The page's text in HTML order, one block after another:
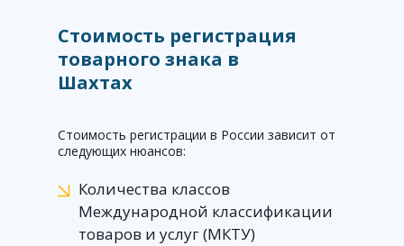
Стоимость регистрация
товарного знака в
Шахтах
Стоимость регистрации в России зависит от
следующих нюансов:
Количества классов
Международной классификации
товаров и услуг (МКТУ)